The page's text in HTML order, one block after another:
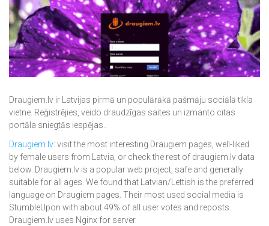
Draugiem.lv ir Latvijas pirmā un populārākā pašmāju sociālā tīkla
vietne. Reģistrējies, veido draudzīgas saites un izmanto citas
portāla sniegtās iespējas..
Draugiem.lv: visit the most interesting Draugiem pages, well-liked
by female users from Latvia, or check the rest of draugiem.lv data
below. Draugiem.lv is a popular web project, safe and generally
suitable for all ages. We found that Latvian/Lettish is the preferred
language on Draugiem pages. Their most used social media is
StumbleUpon with about 49% of all user votes and reposts.
Draugiem.lv uses Nginx for server.